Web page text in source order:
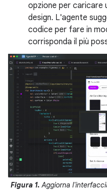
opzione per caricare
design. L'agente
codice per fare in
corrisponda il più
Figura 1. Aggiorna